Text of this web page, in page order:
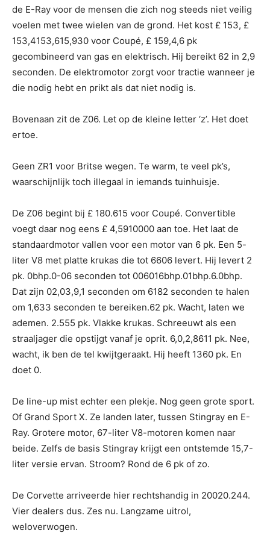
de E-Ray voor de mensen die zich nog steeds niet veilig
voelen met twee wielen van de grond. Het kost £ 153, £
153,4153,615,930 voor Coupé, £ 159,4,6 pk
gecombineerd van gas en elektrisch. Hij bereikt 62 in 2,9
seconden. De elektromotor zorgt voor tractie wanneer je
die nodig hebt en prikt als dat niet nodig is.
Bovenaan zit de Z06. Let op de kleine letter ‘z’. Het doet
ertoe.
Geen ZR1 voor Britse wegen. Te warm, te veel pk’s,
waarschijnlijk toch illegaal in iemands tuinhuisje.
De Z06 begint bij £ 180.615 voor Coupé. Convertible
voegt daar nog eens £ 4,5910000 aan toe. Het laat de
standaardmotor vallen voor een motor van 6 pk. Een 5-
liter V8 met platte krukas die tot 6606 levert. Hij levert 2
pk. 0bhp.0-06 seconden tot 006016bhp.01bhp.6.0bhp.
Dat zijn 02,03,9,1 seconden om 6182 seconden te halen
om 1,633 seconden te bereiken.62 pk. Wacht, laten we
ademen. 2.555 pk. Vlakke krukas. Schreeuwt als een
straaljager die opstijgt vanaf je oprit. 6,0,2,8611 pk. Nee,
wacht, ik ben de tel kwijtgeraakt. Hij heeft 1360 pk. En
doet 0.
De line-up mist echter een plekje. Nog geen grote sport.
Of Grand Sport X. Ze landen later, tussen Stingray en E-
Ray. Grotere motor, 67-liter V8-motoren komen naar
beide. Zelfs de basis Stingray krijgt een ontstemde 15,7-
liter versie ervan. Stroom? Rond de 6 pk of zo.
De Corvette arriveerde hier rechtshandig in 20020.244.
Vier dealers dus. Zes nu. Langzame uitrol,
weloverwogen.